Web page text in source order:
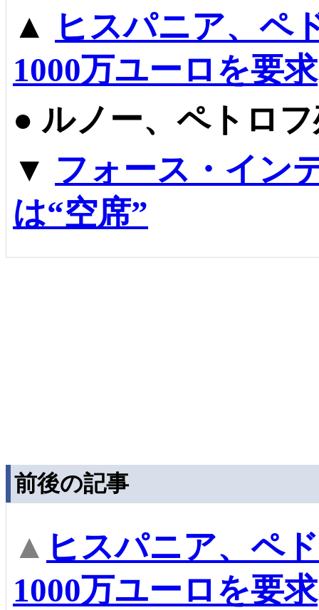
▲ ヒスパニア、ペ
1000万ユーロを要求
● ルノー、ペトロ
▼ フォース・イン
は“空席”
前後の記事
▲ ヒスパニア、ペ
1000万ユーロを要求